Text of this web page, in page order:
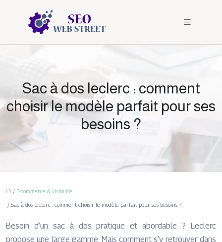
Sac à dos leclerc : comment
choisir le modèle parfait pour ses
besoins ?
/ E-commerce & visibilité
/ Sac à dos leclerc : comment choisir le modèle parfait pour ses besoins ?
Besoin d’un sac à dos pratique et abordable ? Leclerc
propose une large gamme. Mais comment s’y retrouver dans